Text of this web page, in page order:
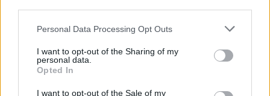
Please note that this website/app uses one or more Google
not limited to your visit or usage behaviour. You may click to
grant or deny consent to Google and its third-party tags to
use your data for below specified purposes in below Google
consent section.
Personal Data Processing Opt Outs
I want to opt-out of the Sharing of my
personal data.
Opted In
I want to opt-out of the Sale of my
programja: